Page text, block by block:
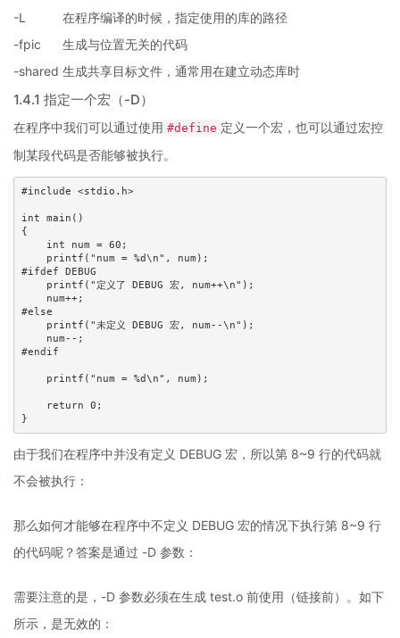
-L
在程序编译的时候，指定使用的库的路径
-fpic
生成与位置无关的代码
-shared 生成共享目标文件，通常用在建立动态库时
1.4.1 指定一个宏（-D）
在程序中我们可以通过使用 #define 定义一个宏，也可以通过宏控
制某段代码是否能够被执行。
#include <stdio.h>
int main()
{
    int num = 60;
    printf("num = %d\n", num);
#ifdef DEBUG
    printf("定义了 DEBUG 宏, num++\n");
    num++;
#else
    printf("未定义 DEBUG 宏, num--\n");
    num--;
#endif
    printf("num = %d\n", num);
    return 0;
}
由于我们在程序中并没有定义 DEBUG 宏，所以第 8~9 行的代码就
不会被执行：
那么如何才能够在程序中不定义 DEBUG 宏的情况下执行第 8~9 行
的代码呢？答案是通过 -D 参数：
需要注意的是，-D 参数必须在生成 test.o 前使用（链接前）。如下
所示，是无效的：